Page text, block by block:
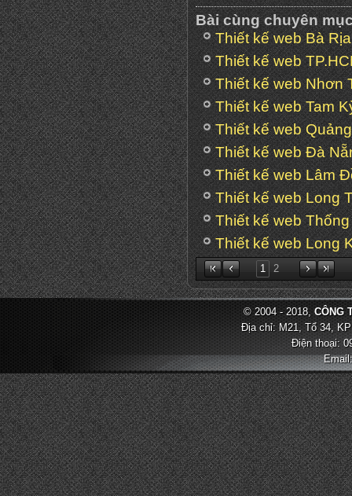
Bài cùng chuyên
Thiết kế web Bà
Thiết kế web
Thiết kế web Nhơn
Thiết kế web Tam
Thiết kế web
Thiết kế web Đà
Thiết kế web Lâm
Thiết kế web Long
Thiết kế web
Thiết kế web Long
1 2
© 2004 - 2018, CÔNG
Địa chỉ: M21, Tổ 34,
Điện thoại: